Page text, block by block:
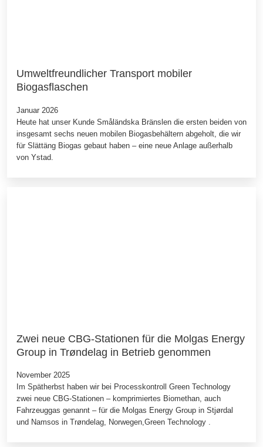
Umweltfreundlicher Transport mobiler
Biogasflaschen
Januar 2026
Heute hat unser Kunde Småländska Bränslen die ersten beiden von
insgesamt sechs neuen mobilen Biogasbehältern abgeholt, die wir
für Slättäng Biogas gebaut haben – eine neue Anlage außerhalb
von Ystad.
Zwei neue CBG-Stationen für die Molgas Energy
Group in Trøndelag in Betrieb genommen
November 2025
Im Spätherbst haben wir bei Processkontroll Green Technology
zwei neue CBG-Stationen – komprimiertes Biomethan, auch
Fahrzeuggas genannt – für die Molgas Energy Group in Stjørdal
und Namsos in Trøndelag, Norwegen,Green Technology .